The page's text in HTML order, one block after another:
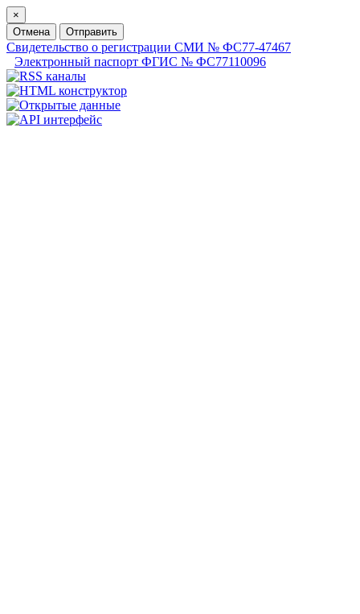
×
Отмена
Отправить
Свидетельство о регистрации СМИ № ФС77-47467
Электронный паспорт ФГИС № ФС77110096